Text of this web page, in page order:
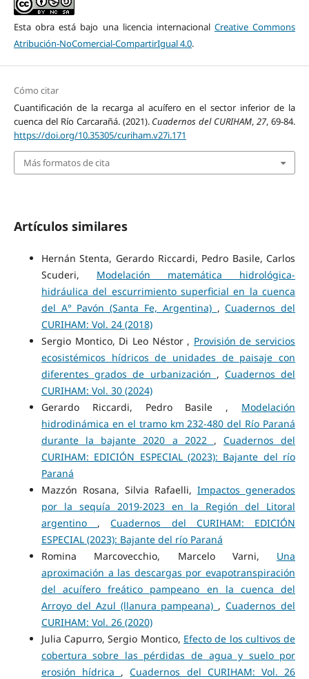
Esta obra está bajo una licencia internacional Creative Commons
Atribución-NoComercial-CompartirIgual 4.0.
Cómo citar
Cuantificación de la recarga al acuífero en el sector inferior de la
cuenca del Río Carcarañá. (2021). Cuadernos del CURIHAM,27, 69-84.
https://doi.org/10.35305/curiham.v27i.171
Más formatos de cita
Artículos similares
Hernán Stenta, Gerardo Riccardi, Pedro Basile, Carlos
Scuderi, Modelación matemática hidrológica-
hidráulica del escurrimiento superficial en la cuenca
del A° Pavón (Santa Fe, Argentina) ,Cuadernos del
CURIHAM: Vol. 24 (2018)
Sergio Montico, Di Leo Néstor , Provisión de servicios
ecosistémicos hídricos de unidades de paisaje con
diferentes grados de urbanización , Cuadernos del
CURIHAM: Vol. 30 (2024)
Gerardo Riccardi, Pedro Basile , Modelación
hidrodinámica en el tramo km 232-480 del Río Paraná
durante la bajante 2020 a 2022 , Cuadernos del
CURIHAM: EDICIÓN ESPECIAL (2023): Bajante del río
Paraná
Mazzón Rosana, Silvia Rafaelli,Impactos generados
por la sequía 2019-2023 en la Región del Litoral
argentino ,Cuadernos del CURIHAM: EDICIÓN
ESPECIAL (2023): Bajante del río Paraná
Romina Marcovecchio, Marcelo Varni, Una
aproximación a las descargas por evapotranspiración
del acuífero freático pampeano en la cuenca del
Arroyo del Azul (llanura pampeana) ,Cuadernos del
CURIHAM: Vol. 26 (2020)
Julia Capurro, Sergio Montico, Efecto de los cultivos de
cobertura sobre las pérdidas de agua y suelo por
erosión hídrica ,Cuadernos del CURIHAM: Vol. 26